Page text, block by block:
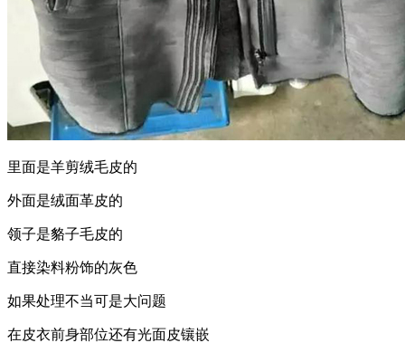
里面是羊剪绒毛皮的
外面是绒面革皮的
领子是貉子毛皮的
直接染料粉饰的灰色
如果处理不当可是大问题
在皮衣前身部位还有光面皮镶嵌